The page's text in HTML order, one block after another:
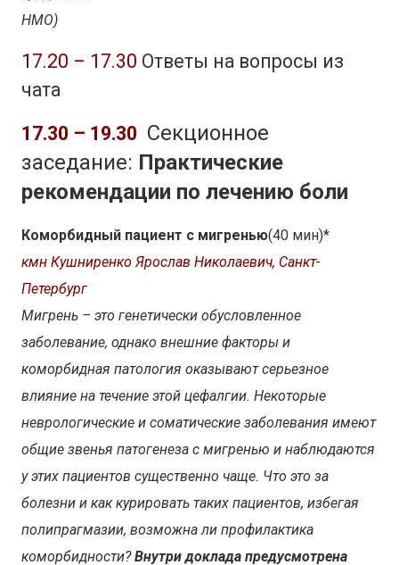
НМО)
17.20 – 17.30 Ответы на вопросы из
чата
17.30 – 19.30 Секционное
заседание: Практические
рекомендации по лечению боли
Коморбидный пациент с мигренью(40 мин)*
кмн Кушниренко Ярослав Николаевич, Санкт-
Петербург
Мигрень – это генетически обусловленное
заболевание, однако внешние факторы и
коморбидная патология оказывают серьезное
влияние на течение этой цефалгии. Некоторые
неврологические и соматические заболевания имеют
общие звенья патогенеза с мигренью и наблюдаются
у этих пациентов существенно чаще. Что это за
болезни и как курировать таких пациентов, избегая
полипрагмазии, возможна ли профилактика
коморбидности?Внутри доклада предусмотрена